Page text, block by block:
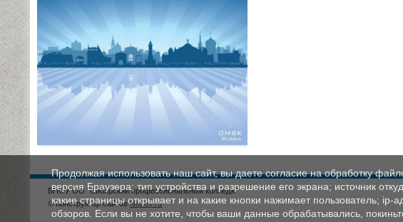
БПОУ ОО "Сибирский профессиональный колледж"
© Конструктор сайтовNubex.ru
Продолжая использовать наш сайт, вы даете согласие на обработку
версия Браузера; тип устройства и разрешение его экрана; источник
какие страницы открывает и на какие кнопки нажимает пользователь;
обзоров. Если вы не хотите, чтобы ваши данные обрабатывались,